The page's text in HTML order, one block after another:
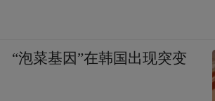
“泡菜基因”在韩国出现突变